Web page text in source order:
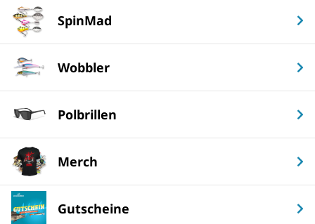
SpinMad
Wobbler
Polbrillen
Merch
Gutscheine